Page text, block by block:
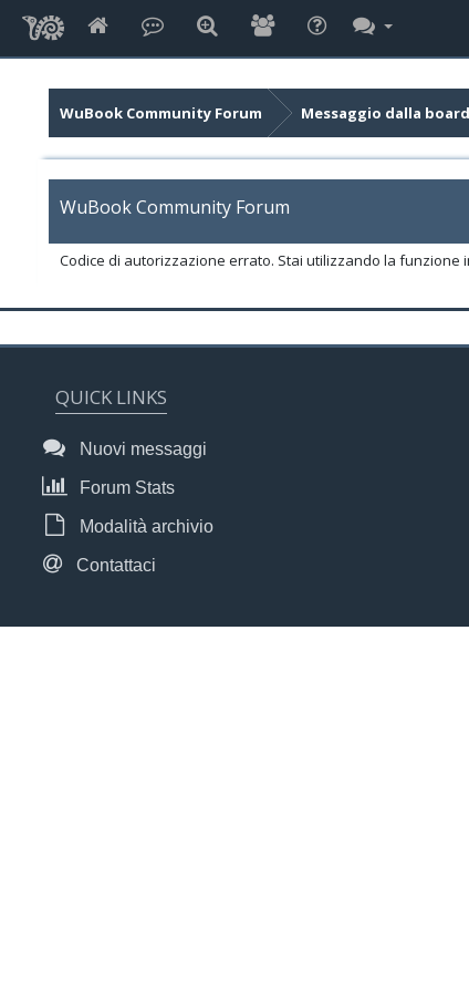
WuBook Community Forum Messaggio dalla board
WuBook Community Forum
Codice di autorizzazione errato. Stai utilizzando la funzione
QUICK LINKS
Nuovi messaggi
Forum Stats
Modalità archivio
Contattaci